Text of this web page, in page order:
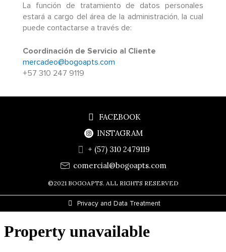
La función de tratamiento de datos personales
estará a cargo del área de la administración, la cual
puede contactarse a través de:
Coordinación de Servicio al Cliente
mercadeo@bogoapts.com
+57 310 247 9119
FACEBOOK
INSTAGRAM
+ (57) 310 2479119
comercial@bogoapts.com
©2021 BOGOAPTS. ALL RIGHTS RESERVED
Privacy and Data Treatment